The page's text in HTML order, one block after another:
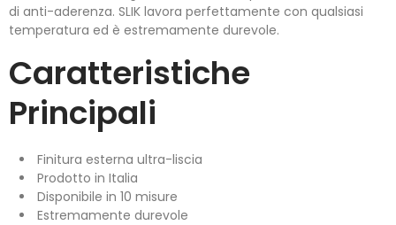
di anti-aderenza. SLIK lavora perfettamente con qualsiasi
temperatura ed è estremamente durevole.
Caratteristiche
Principali
Finitura esterna ultra-liscia
Prodotto in Italia
Disponibile in 10 misure
Estremamente durevole